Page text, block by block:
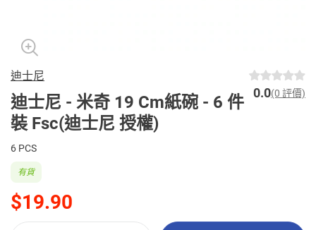
迪士尼
迪士尼 - 米奇 19 Cm紙碗 - 6 件
裝 Fsc(迪士尼 授權)
0.0(0 評價)
6 PCS
$19.90
有貨